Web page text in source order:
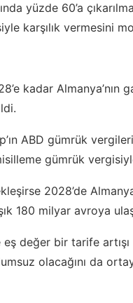
yüzde 60’a
karşılık vermesini
kadar Almanya’nın
ABD gümrük
gümrük
2028’de
180 milyar avroya
eş değer bir tarife
olacağını da